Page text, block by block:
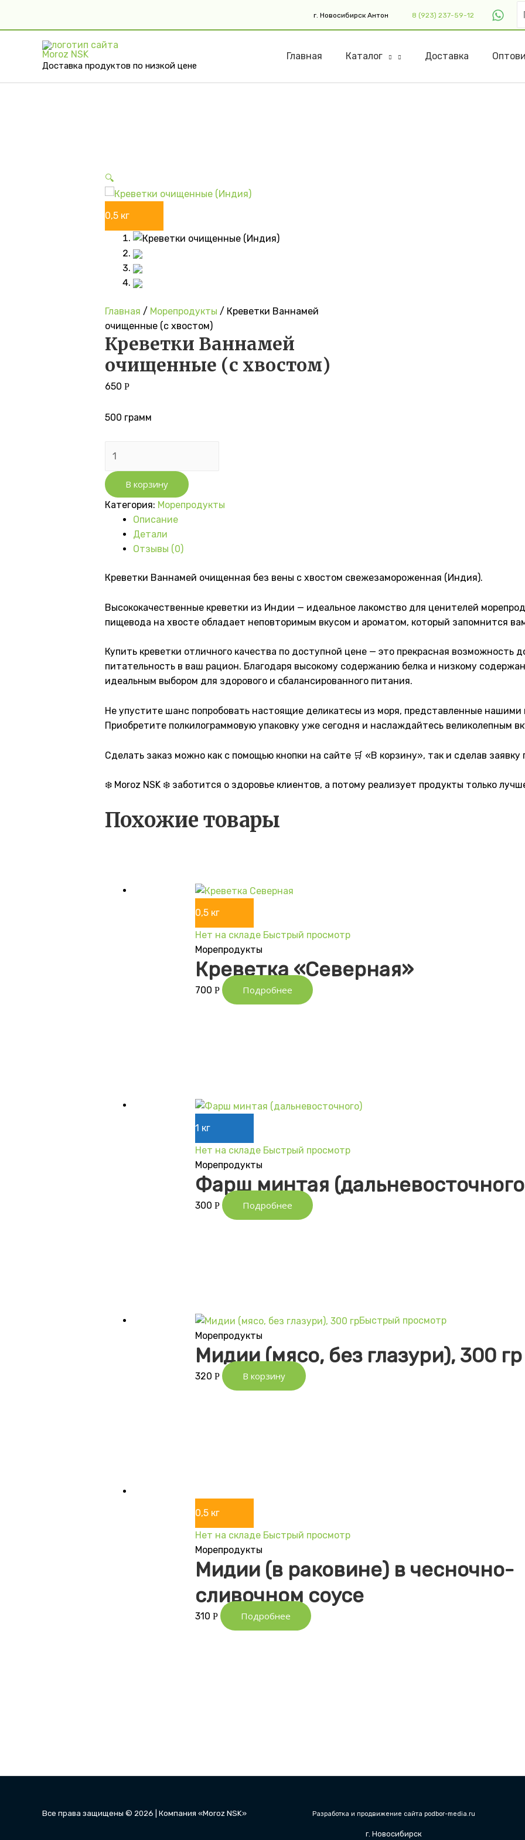
г. Новосибирск Антон 8 (923) 237-59-12
Доставка продуктов по низкой цене
Главная Каталог Доставка
🔍
0,5 кг
Главная / Морепродукты / Креветки Ваннамей
очищенные (с хвостом)
Креветки Ваннамей
очищенные (с хвостом)
650 Р
500 грамм
товара
Креветки
Ваннамей
очищенные
хвостом)
В корзину
Категория: Морепродукты
Описание
Детали
Отзывы (0)
Креветки Ваннамей очищенная без вены с хвостом свежезамороженная (Индия).
Высококачественные креветки из Индии — идеальное лакомство для ценителей
пищевода на хвосте обладает неповторимым вкусом и ароматом, который запомнится
Купить креветки отличного качества по доступной цене — это прекрасная возможность
питательность в ваш рацион. Благодаря высокому содержанию белка и низкому
идеальным выбором для здорового и сбалансированного питания.
Не упустите шанс попробовать настоящие деликатесы из моря, представленные
Приобретите полкилограммовую упаковку уже сегодня и наслаждайтесь великолепным
Сделать заказ можно как с помощью кнопки на сайте 🛒 «В корзину», так и сделав
❄️ Moroz NSK ❄️ заботится о здоровье клиентов, а потому реализует продукты только
Похожие товары
0,5 кг
Нет на складе Быстрый просмотр
Морепродукты
Креветка «Северная»
700Р Подробнее
1 кг
Нет на складе Быстрый просмотр
Морепродукты
Фарш минтая
300Р Подробнее
Быстрый просмотр
Морепродукты
Мидии (мясо, без глазури), 300 гр
320Р В корзину
0,5 кг
Нет на складе Быстрый просмотр
Морепродукты
Мидии (в раковине) в чесночно-
сливочном соусе
310Р Подробнее
Все права защищены © 2026 | Компания «Moroz NSK» Разработка и продвижение сайта podbor-media.ru
г. Новосибирск